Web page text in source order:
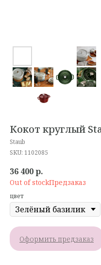
Кокот круглый
Staub
SKU: 1102085
36 400р.
Out of stock
цвет
Оформить предзаказ